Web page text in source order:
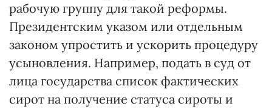
рабочую группу для такой реформы.
Президентским указом или отдельным
законом упростить и ускорить процедуру
усыновления. Например, подать в суд от
лица государства список фактических
сирот на получение статуса сироты и